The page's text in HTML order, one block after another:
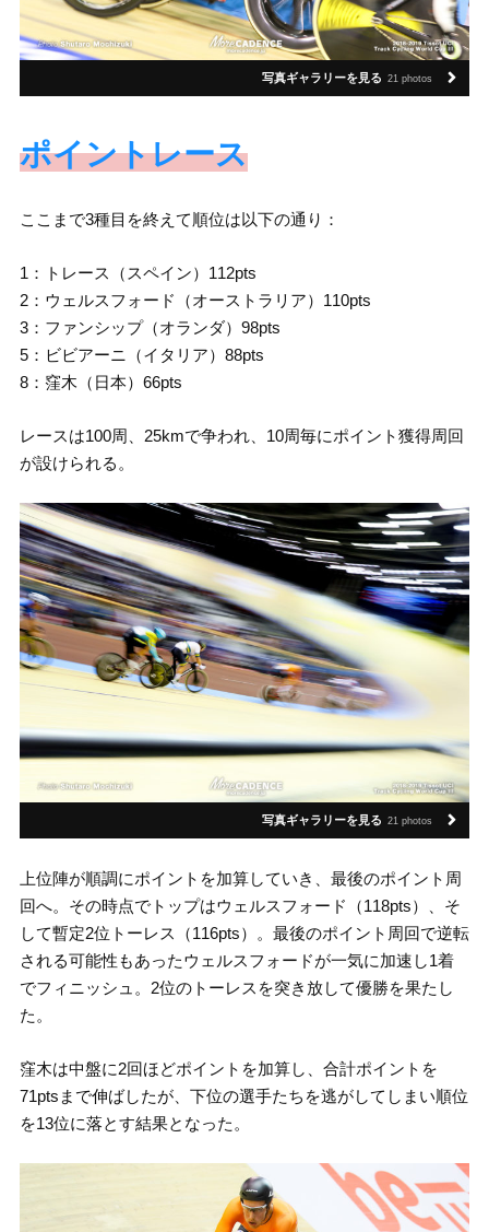
写真ギャラリーを見る 21 photos
ポイントレース
ここまで3種目を終えて順位は以下の通り：
1：トレース（スペイン）112pts
2：ウェルスフォード（オーストラリア）110pts
3：ファンシップ（オランダ）98pts
5：ビビアーニ（イタリア）88pts
8：窪木（日本）66pts
レースは100周、25kmで争われ、10周毎にポイント獲得周回
が設けられる。
写真ギャラリーを見る 21 photos
上位陣が順調にポイントを加算していき、最後のポイント周
回へ。その時点でトップはウェルスフォード（118pts）、そ
して暫定2位トーレス（116pts）。最後のポイント周回で逆転
される可能性もあったウェルスフォードが一気に加速し1着
でフィニッシュ。2位のトーレスを突き放して優勝を果たし
た。
窪木は中盤に2回ほどポイントを加算し、合計ポイントを
71ptsまで伸ばしたが、下位の選手たちを逃がしてしまい順位
を13位に落とす結果となった。